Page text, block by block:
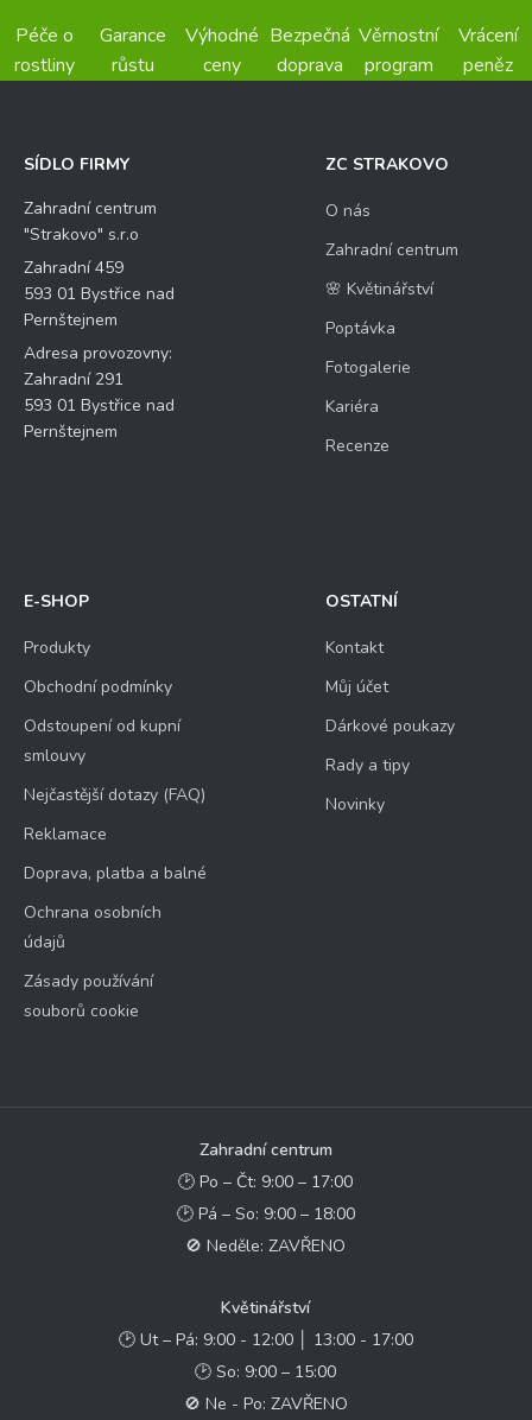
Péče o
rostliny
Garance
růstu
Výhodné
ceny
Bezpečná
doprava
Věrnostní
program
Vrácení
peněz
SÍDLO FIRMY
Zahradní centrum
"Strakovo" s.r.o
Zahradní 459
593 01 Bystřice nad
Pernštejnem
Adresa provozovny:
Zahradní 291
593 01 Bystřice nad
Pernštejnem
ZC STRAKOVO
O nás
Zahradní centrum
🌸 Květinářství
Poptávka
Fotogalerie
Kariéra
Recenze
E-SHOP
Produkty
Obchodní podmínky
Odstoupení od kupní
smlouvy
Nejčastější dotazy (FAQ)
Reklamace
Doprava, platba a balné
Ochrana osobních
údajů
Zásady používání
souborů cookie
OSTATNÍ
Kontakt
Můj účet
Dárkové poukazy
Rady a tipy
Novinky
Zahradní centrum
🕑 Po – Čt: 9:00 – 17:00
🕑 Pá – So: 9:00 – 18:00
🚫 Neděle: ZAVŘENO
Květinářství
🕑 Ut – Pá: 9:00 - 12:00 │ 13:00 - 17:00
🕑 So: 9:00 – 15:00
🚫 Ne - Po: ZAVŘENO